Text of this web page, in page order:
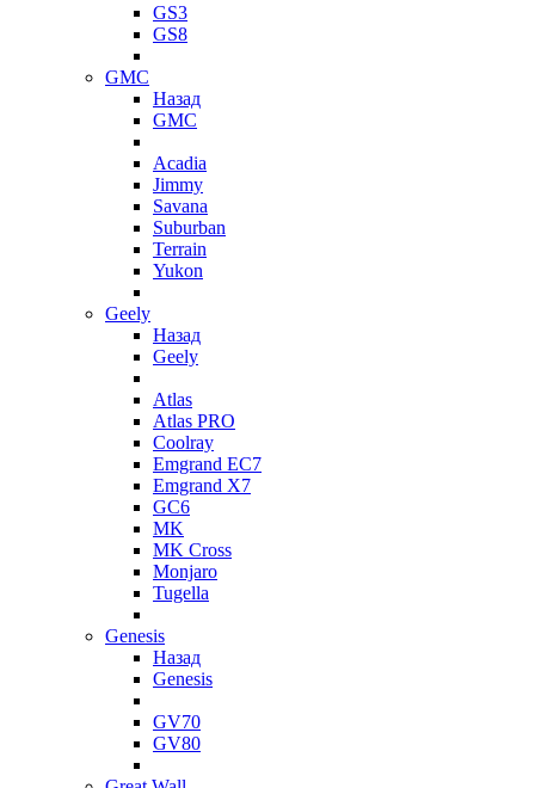
GS3
GS8
GMC
Назад
GMC
Acadia
Jimmy
Savana
Suburban
Terrain
Yukon
Geely
Назад
Geely
Atlas
Atlas PRO
Coolray
Emgrand EC7
Emgrand X7
GC6
MK
MK Cross
Monjaro
Tugella
Genesis
Назад
Genesis
GV70
GV80